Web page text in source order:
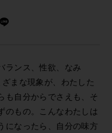
ランス、性欲、なみ
まな現象が、わたした
も自分からでさえも、そ
のもの。こんなわたしは
になったら、自分の味方